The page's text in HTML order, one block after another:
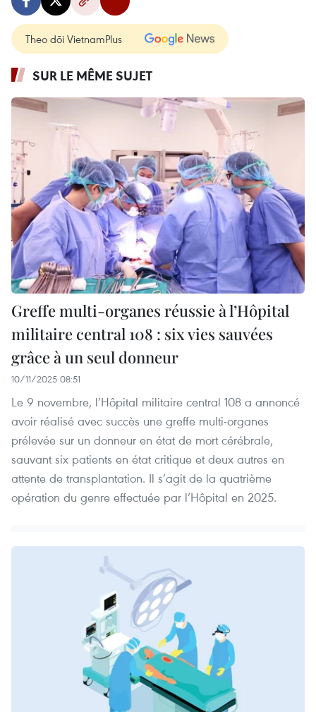
Theo dõi VietnamPlus
SUR LE MÊME SUJET
Greffe multi-organes réussie à l’Hôpital
militaire central 108 : six vies sauvées
grâce à un seul donneur
10/11/2025 08:51
Le 9 novembre, l’Hôpital militaire central 108 a annoncé
avoir réalisé avec succès une greffe multi-organes
prélevée sur un donneur en état de mort cérébrale,
sauvant six patients en état critique et deux autres en
attente de transplantation. Il s’agit de la quatrième
opération du genre effectuée par l’Hôpital en 2025.